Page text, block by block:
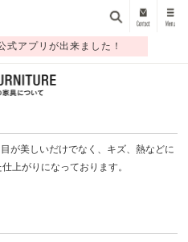
アプリが出来ました！
が美しいだけでなく、キズ、熱などに
上がりになっております。